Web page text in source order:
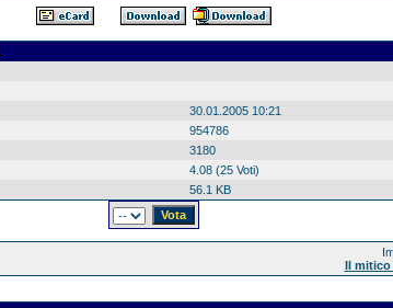
30.01.2005 10:21
954786
3180
4.08 (25 Voti)
56.1 KB
Il mitico